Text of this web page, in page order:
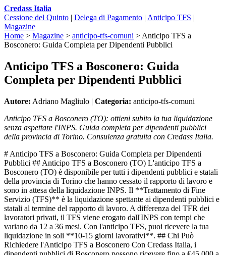
Credass Italia
Cessione del Quinto | Delega di Pagamento | Anticipo TFS |
Magazine
Home > Magazine > anticipo-tfs-comuni > Anticipo TFS a
Bosconero: Guida Completa per Dipendenti Pubblici
Anticipo TFS a Bosconero: Guida
Completa per Dipendenti Pubblici
Autore: Adriano Magliulo | Categoria: anticipo-tfs-comuni
Anticipo TFS a Bosconero (TO): ottieni subito la tua liquidazione
senza aspettare l'INPS. Guida completa per dipendenti pubblici
della provincia di Torino. Consulenza gratuita con Credass Italia.
# Anticipo TFS a Bosconero: Guida Completa per Dipendenti
Pubblici ## Anticipo TFS a Bosconero (TO) L'anticipo TFS a
Bosconero (TO) è disponibile per tutti i dipendenti pubblici e statali
della provincia di Torino che hanno cessato il rapporto di lavoro e
sono in attesa della liquidazione INPS. Il **Trattamento di Fine
Servizio (TFS)** è la liquidazione spettante ai dipendenti pubblici e
statali al termine del rapporto di lavoro. A differenza del TFR dei
lavoratori privati, il TFS viene erogato dall'INPS con tempi che
variano da 12 a 36 mesi. Con l'anticipo TFS, puoi ricevere la tua
liquidazione in soli **10-15 giorni lavorativi**. ## Chi Può
Richiedere l'Anticipo TFS a Bosconero Con Credass Italia, i